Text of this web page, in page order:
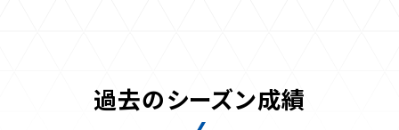
過去のシーズン成績